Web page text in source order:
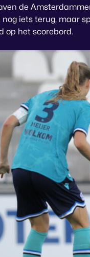
de
iets terug, maar
op het scorebord.